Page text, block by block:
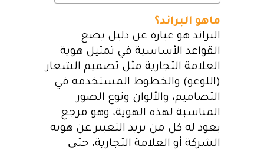
ماهو البراند؟
البراند هو عبارة عن دليل يضع
القواعد الأساسية في تمثيل هوية
العلامة التجارية مثل تصميم الشعار
(اللوغو) والخطوط المستخدمه في
التصاميم، والألوان ونوع الصور
المناسبة لهذه الهوية، وهو مرجع
يعود له كل من يريد التعبير عن هوية
الشركة أو العلامة التجارية، حتی